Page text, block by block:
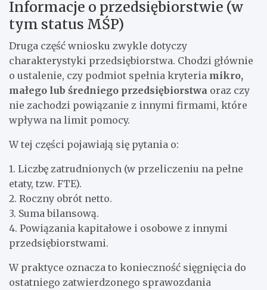
Informacje o przedsiębiorstwie (w
tym status MŚP)
Druga część wniosku zwykle dotyczy
charakterystyki przedsiębiorstwa. Chodzi głównie
o ustalenie, czy podmiot spełnia kryteria mikro,
małego lub średniego przedsiębiorstwa oraz czy
nie zachodzi powiązanie z innymi firmami, które
wpływa na limit pomocy.
W tej części pojawiają się pytania o:
1. Liczbę zatrudnionych (w przeliczeniu na pełne
etaty, tzw. FTE).
2. Roczny obrót netto.
3. Suma bilansową.
4. Powiązania kapitałowe i osobowe z innymi
przedsiębiorstwami.
W praktyce oznacza to konieczność sięgnięcia do
ostatniego zatwierdzonego sprawozdania